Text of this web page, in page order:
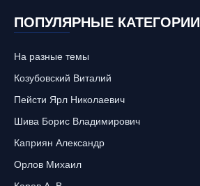
ПОПУЛЯРНЫЕ КАТЕГОРИИ
На разные темы
Козубовский Виталий
Пейсти Ярл Николаевич
Шива Борис Владимирович
Каприян Александр
Орлов Михаил